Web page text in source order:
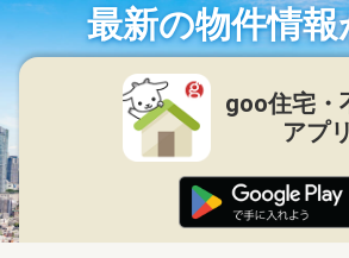
最新の物件情報
goo住宅・
アプリ